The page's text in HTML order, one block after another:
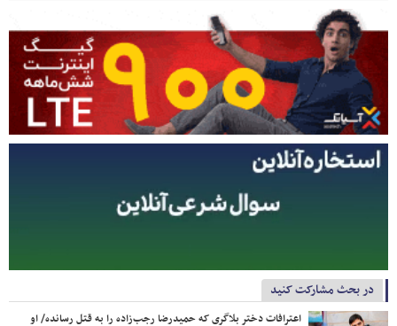
در بحث مشارکت کنید
اعترافات دختر بلاگری که حمیدرضا رجب‌زاده را به قتل رسانده/ او